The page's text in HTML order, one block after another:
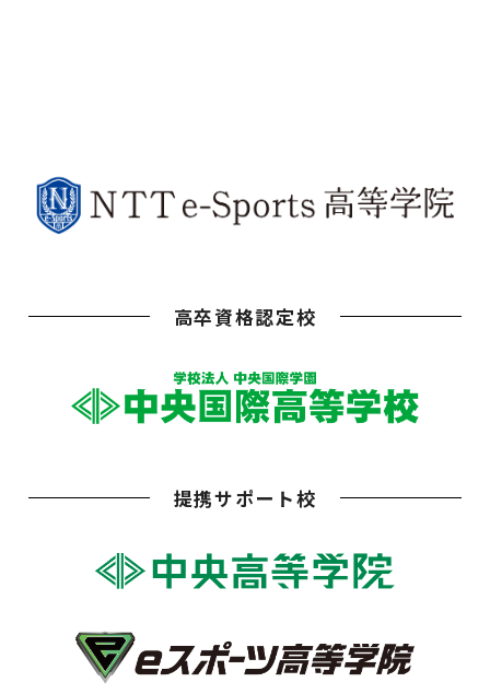
高卒資格認定校
提携サポート校